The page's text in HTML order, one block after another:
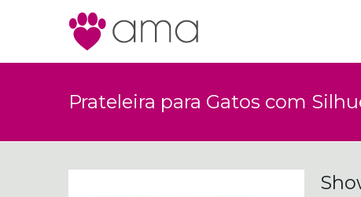
Prateleira para Gatos com